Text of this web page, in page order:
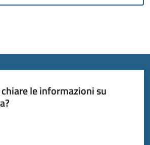
le informazioni su